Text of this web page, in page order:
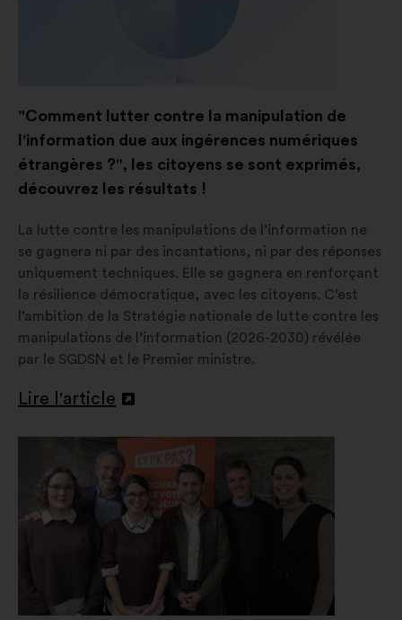
"Comment lutter contre la manipulation de
l'information due aux ingérences numériques
étrangères ?", les citoyens se sont exprimés,
découvrez les résultats !
La lutte contre les manipulations de l’information ne
se gagnera ni par des incantations, ni par des réponses
uniquement techniques. Elle se gagnera en renforçant
la résilience démocratique, avec les citoyens. C’est
l’ambition de la Stratégie nationale de lutte contre les
manipulations de l’information (2026-2030) révélée
par le SGDSN et le Premier ministre.
Lire l'article
Ouverture
nouvel
onglet